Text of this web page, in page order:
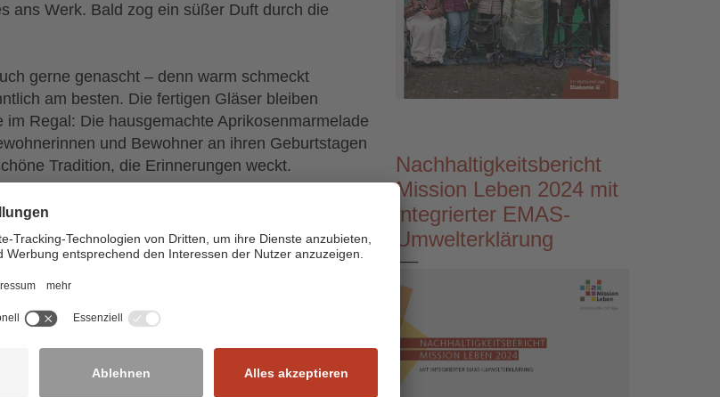
ans Werk. Bald zog ein süßer Duft durch die
gerne genascht – denn warm schmeckt
am besten. Die fertigen Gläser bleiben
im Regal: Die hausgemachte Aprikosenmarmelade
und Bewohner an ihren Geburtstagen
Tradition, die Erinnerungen weckt.
der Einrichtung
den ersten Klick:
www.mission-leben.de/jobs
Nachhaltigkeitsbericht
Mission Leben 2024 mit
integrierter EMAS-
Umwelterklärung